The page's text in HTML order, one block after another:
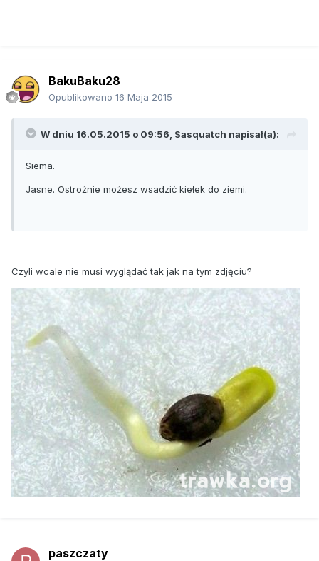
BakuBaku28
Opublikowano 16 Maja 2015
W dniu 16.05.2015 o 09:56, Sasquatch napisał(a):
Siema.
Jasne. Ostrożnie możesz wsadzić kiełek do ziemi.
Czyli wcale nie musi wyglądać tak jak na tym zdjęciu?
paszczaty